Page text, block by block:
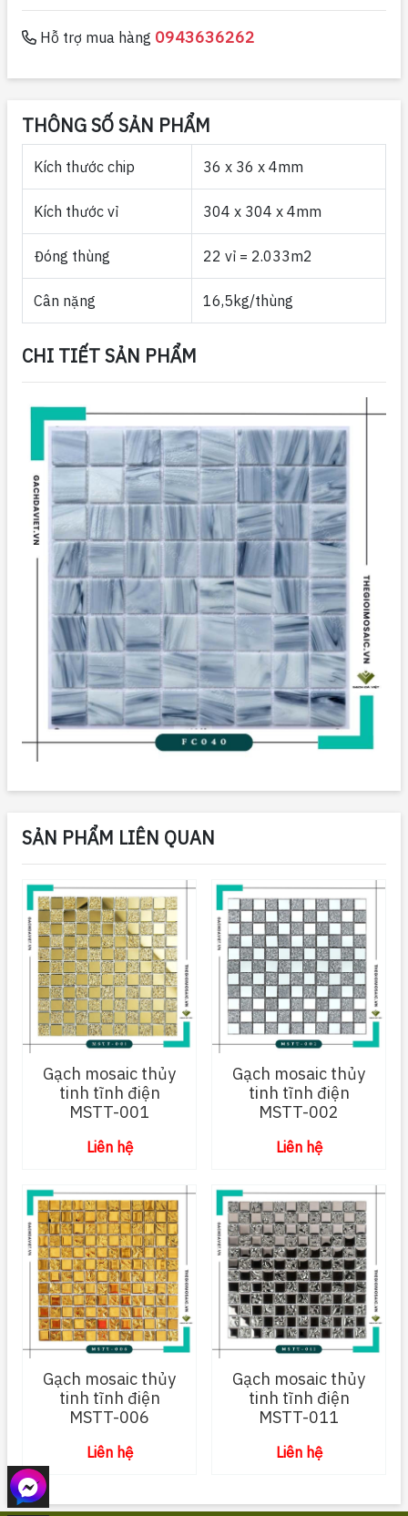
Hỗ trợ mua hàng 0943636262
THÔNG SỐ SẢN PHẨM
Kích thước chip 36 x 36 x 4mm
Kích thước vỉ 304 x 304 x 4mm
Đóng thùng 22 vỉ = 2.033m2
Cân nặng 16,5kg/thùng
CHI TIẾT SẢN PHẨM
SẢN PHẨM LIÊN QUAN
Gạch mosaic thủy
tinh tĩnh điện
MSTT-001
Liên hệ
Gạch mosaic thủy
tinh tĩnh điện
MSTT-002
Liên hệ
Gạch mosaic thủy
tinh tĩnh điện
MSTT-006
Liên hệ
Gạch mosaic thủy
tinh tĩnh điện
MSTT-011
Liên hệ